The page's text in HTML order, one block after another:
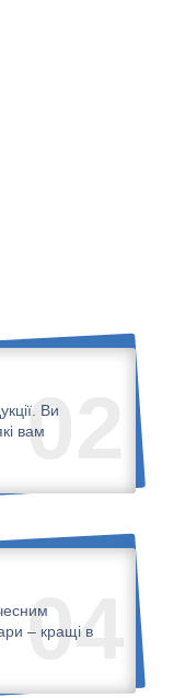
02
Ви
вам
04
– кращі в